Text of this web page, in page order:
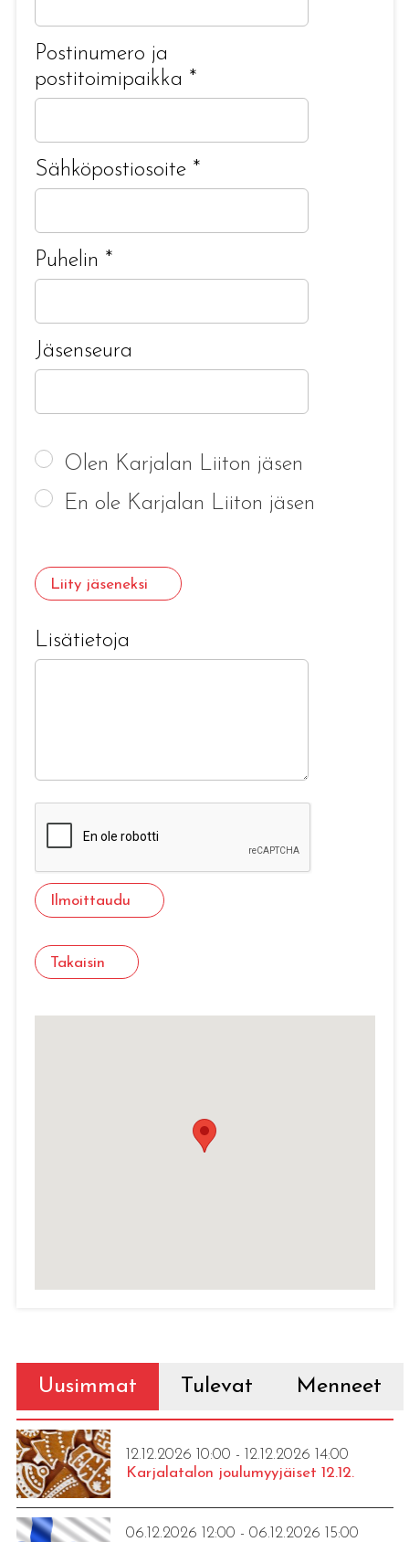
Postinumero ja
postitoimipaikka *
Sähköpostiosoite *
Puhelin *
Jäsenseura
Olen Karjalan Liiton jäsen
En ole Karjalan Liiton jäsen
Liity jäseneksi
Lisätietoja
Ilmoittaudu
Takaisin
Uusimmat Tulevat Menneet
12.12.2026 10:00 - 12.12.2026 14:00
Karjalatalon joulumyyjäiset 12.12.
06.12.2026 12:00 - 06.12.2026 15:00